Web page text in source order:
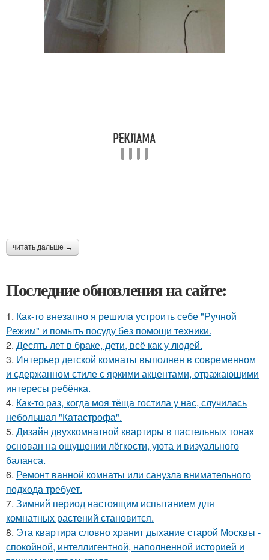
читать дальше →
Последние обновления на сайте:
1. Как-то внезапно я решила устроить себе "Ручной
Режим" и помыть посуду без помощи техники.
2. Десять лет в браке, дети, всё как у людей.
3. Интерьер детской комнаты выполнен в современном
и сдержанном стиле с яркими акцентами, отражающими
интересы ребёнка.
4. Как-то раз, когда моя тёща гостила у нас, случилась
небольшая "Катастрофа".
5. Дизайн двухкомнатной квартиры в пастельных тонах
основан на ощущении лёгкости, уюта и визуального
баланса.
6. Ремонт ванной комнаты или санузла внимательного
подхода требует.
7. Зимний период настоящим испытанием для
комнатных растений становится.
8. Эта квартира словно хранит дыхание старой Москвы -
спокойной, интеллигентной, наполненной историей и